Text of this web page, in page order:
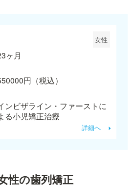
女性
ヶ月
円（税込）
ンビザライン・ファーストに
る小児矯正治療
詳細へ
性の歯列矯正